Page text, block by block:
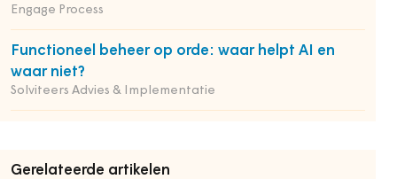
Engage Process
Functioneel beheer op orde: waar helpt AI en
waar niet?
Solviteers Advies & Implementatie
Gerelateerde artikelen